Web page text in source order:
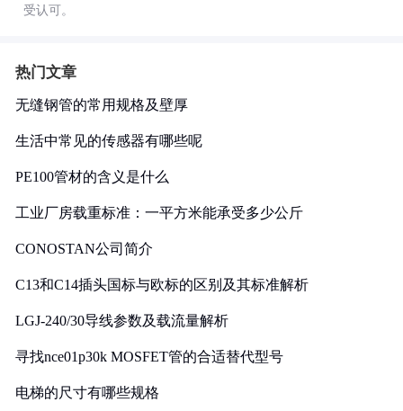
受认可。
热门文章
无缝钢管的常用规格及壁厚
生活中常见的传感器有哪些呢
PE100管材的含义是什么
工业厂房载重标准：一平方米能承受多少公斤
CONOSTAN公司简介
C13和C14插头国标与欧标的区别及其标准解析
LGJ-240/30导线参数及载流量解析
寻找nce01p30k MOSFET管的合适替代型号
电梯的尺寸有哪些规格